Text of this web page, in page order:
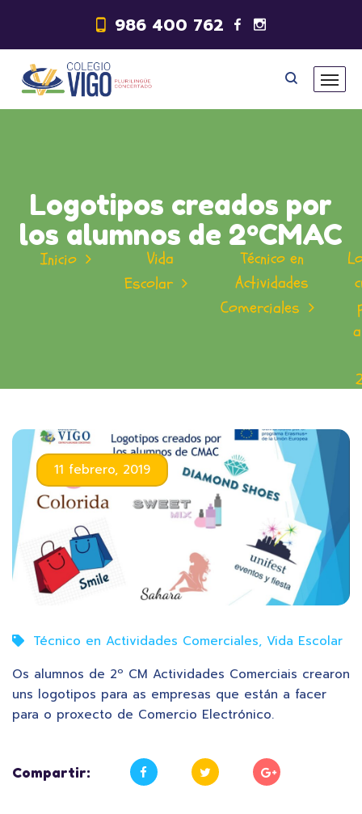
986 400 762
Logotipos creados por
los alumnos de 2ºCMAC
Inicio
Vida
Escolar
Técnico en
Actividades
Comerciales
11 febrero, 2019
Técnico en Actividades Comerciales, Vida Escolar
Os alumnos de 2º CM Actividades Comerciais crearon
uns logotipos para as empresas que están a facer
para o proxecto de Comercio Electrónico.
Compartir: